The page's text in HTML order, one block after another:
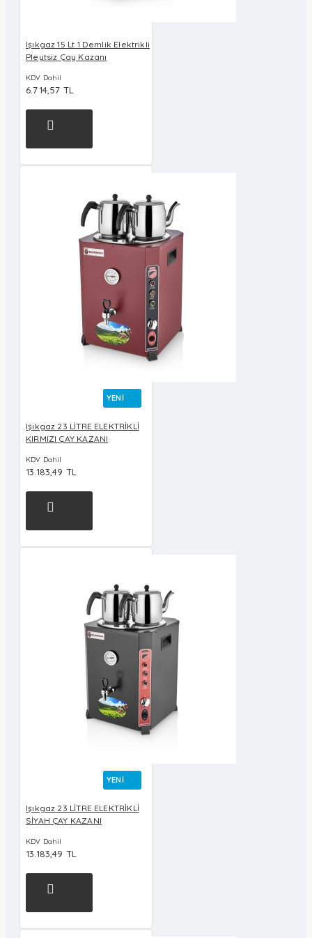
Işıkgaz 15 Lt 1 Demlik Elektrikli
Pleytsiz Çay Kazanı
KDV Dahil
6.714,57 TL
YENI
Işıkgaz 23 LİTRE ELEKTRİKLİ
KIRMIZI ÇAY KAZANI
KDV Dahil
13.183,49 TL
YENI
Işıkgaz 23 LİTRE ELEKTRİKLİ
SİYAH ÇAY KAZANI
KDV Dahil
13.183,49 TL